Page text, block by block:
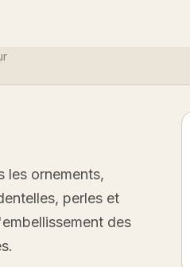
les ornements,
perles et
des